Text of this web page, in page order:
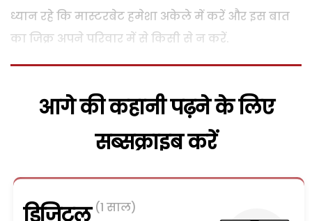
ध्यान रहे कि मास्टरबेट हमेशा अकेले में करें और इस बात
का जिक्र अपने परिवार में से किसी से न करें.
आगे की कहानी पढ़ने के लिए
सब्सक्राइब करें
(1 साल)